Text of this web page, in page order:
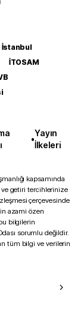
İstanbul
İTOSAM
•
Yayın
İlkeleri
kapsamında
ve getiri tercihlerinize
çerçevesinde
azami özen
bilgilerin
sorumlu değildir.
tüm bilgi ve verilerin